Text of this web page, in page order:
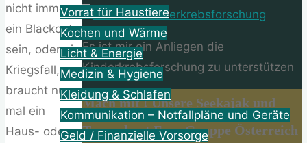
Vorrat für Haustiere
Kochen und Wärme
Licht & Energie
Medizin & Hygiene
Kleidung & Schlafen
Kommunikation – Notfallpläne und Geräte
Geld / Finanzielle Vorsorge
nicht immer
ein Blackout
sein, oder ein
Kriegsfall, es
braucht nur
mal ein
Haus- oder
Es ist mir ein Anliegen die
Kinderkrebsforschung zu unterstützen
Mach mit ! Unsere Seekajak und
Tourenboot Fans Gruppe Österreich